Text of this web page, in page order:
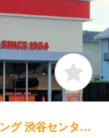
ファストフード | 店長・店長候補 | バーガーキング 渋谷センター街店